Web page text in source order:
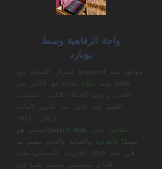
واحة الرفاهية وسط
بوبارد
المركز الصحي في Boppard موجود منذ
2005 وتم بناؤه بنجاح مع الكثير من
الحب و
رضا العملاء الكبير. تسلمت
العمل في الأول من كانون الثاني
(يناير) 2021.
اسمي هو
Junsri Hub ، لطالما كنت
مهتمًا بالعافية والعناية بالقدم
مهتم ثم
في عام 2019 التدريب كأخصائي طب
أقدام متخصص معتمد طبيا في